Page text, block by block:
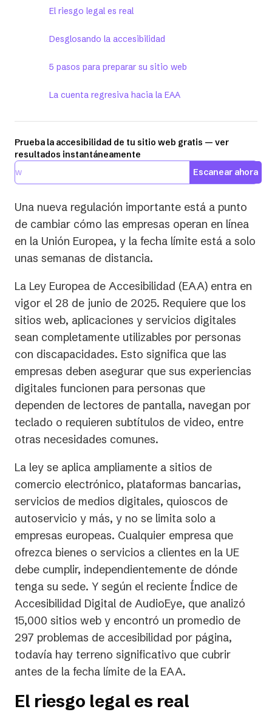
El riesgo legal es real
Desglosando la accesibilidad
5 pasos para preparar su sitio web
La cuenta regresiva hacia la EAA
Prueba la accesibilidad de tu sitio web gratis — ver
resultados instantáneamente
Escanear ahora
Una nueva regulación importante está a punto
de cambiar cómo las empresas operan en línea
en la Unión Europea, y la fecha límite está a solo
unas semanas de distancia.
La Ley Europea de Accesibilidad (EAA) entra en
vigor el 28 de junio de 2025. Requiere que los
sitios web, aplicaciones y servicios digitales
sean completamente utilizables por personas
con discapacidades. Esto significa que las
empresas deben asegurar que sus experiencias
digitales funcionen para personas que
dependen de lectores de pantalla, navegan por
teclado o requieren subtítulos de video, entre
otras necesidades comunes.
La ley se aplica ampliamente a sitios de
comercio electrónico, plataformas bancarias,
servicios de medios digitales, quioscos de
autoservicio y más, y no se limita solo a
empresas europeas. Cualquier empresa que
ofrezca bienes o servicios a clientes en la UE
debe cumplir, independientemente de dónde
tenga su sede. Y según el reciente Índice de
Accesibilidad Digital de AudioEye, que analizó
15,000 sitios web y encontró un promedio de
297 problemas de accesibilidad por página,
todavía hay terreno significativo que cubrir
antes de la fecha límite de la EAA.
El riesgo legal es real